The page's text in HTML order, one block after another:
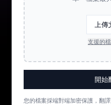
上傳
支援的
開始
您的檔案採端對端加密保護，翻譯